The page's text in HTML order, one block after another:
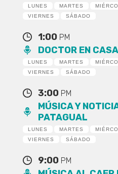
LUNES MARTES
VIERNES
SÁBADO
1:00 PM
DOCTOR EN CASA
LUNES MARTES
VIERNES
SÁBADO
3:00 PM
MÚSICA Y
PATAGUAL
LUNES MARTES
VIERNES
SÁBADO
9:00 PM